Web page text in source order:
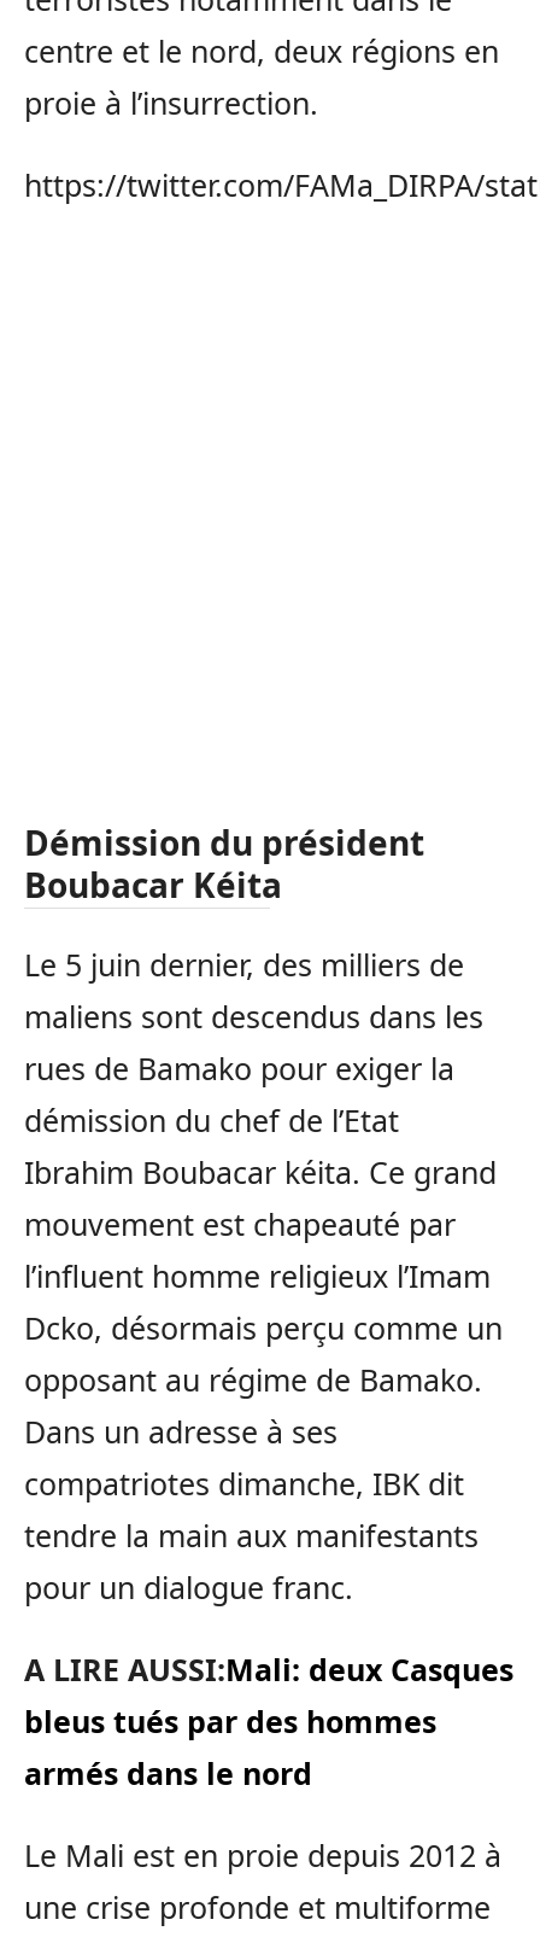
centre et le nord, deux régions en
proie à l’insurrection.
https://twitter.com/FAMa_DIRPA/
Démission du président
Boubacar Kéita
Le 5 juin dernier, des milliers de
maliens sont descendus dans les
rues de Bamako pour exiger la
démission du chef de l’Etat
Ibrahim Boubacar kéita. Ce grand
mouvement est chapeauté par
l’influent homme religieux l’Imam
Dcko, désormais perçu comme un
opposant au régime de Bamako.
Dans un adresse à ses
compatriotes dimanche, IBK dit
tendre la main aux manifestants
pour un dialogue franc.
A LIRE AUSSI:Mali: deux Casques
bleus tués par des hommes
armés dans le nord
Le Mali est en proie depuis 2012 à
une crise profonde et multiforme